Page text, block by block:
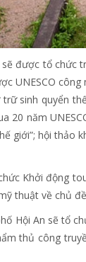
được tổ chức
UNESCO
sinh quyển
20 năm
giới”; hội thảo
Khởi động
thuật về chủ
Hội An sẽ tổ
thủ công